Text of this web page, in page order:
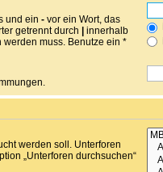
und ein - vor ein Wort, das
getrennt durch
innerhalb
muss. Benutze ein *
werden soll. Unterforen
„Unterforen durchsuchen“